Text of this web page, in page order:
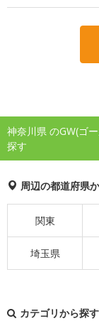
神奈川県 のGW(ゴ
探す
周辺の都道府県
関東
埼玉県
カテゴリから探す